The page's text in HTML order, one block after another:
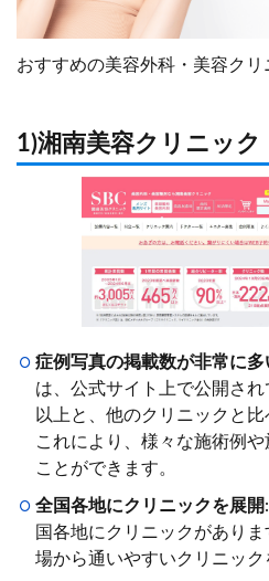
おすすめの美容外科・美容クリ
1)湘南美容クリニック
症例写真の掲載数が非常に多
は、公式サイト上で公開さ
以上と、他のクリニックと比
これにより、様々な施術例
ことができます。
全国各地にクリニックを展開
国各地にクリニックがあり
場から通いやすいクリニック